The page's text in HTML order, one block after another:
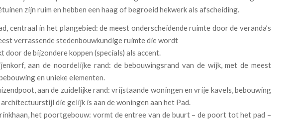
zijn ruim en hebben een haag of begroeid hekwerk als afscheiding.
centraal in het plangebied: de meest onderscheidende ruimte door de veranda’s
verrassende stedenbouwkundige ruimte die wordt
door de bijzondere koppen (specials) als accent.
aan de noordelijke rand: de bebouwingsrand van de wijk, met de meest
en unieke elementen.
aan de zuidelijke rand: vrijstaande woningen en vrije kavels, bebouwing
architectuurstijl die gelijk is aan de woningen aan het Pad.
het poortgebouw: vormt de entree van de buurt – de poort tot het pad –